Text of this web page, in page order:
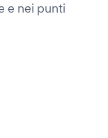
e nei punti